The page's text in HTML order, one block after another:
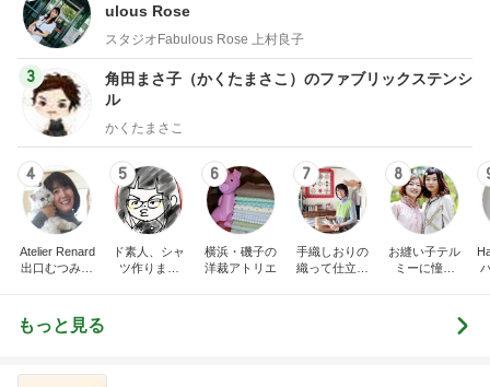
ulous Rose
スタジオFabulous Rose 上村良子
3
角田まさ子（かくたまさこ）のファブリックステンシ
ル
かくたまさこ
4
Atelier Renard
出口むつみの
5
ド素人、シャ
ツ作りまし
6
横浜・磯子の
洋裁アトリエ
7
手織しおりの
織って仕立て
8
お縫い子テル
ミーに憧れ
もっと見る